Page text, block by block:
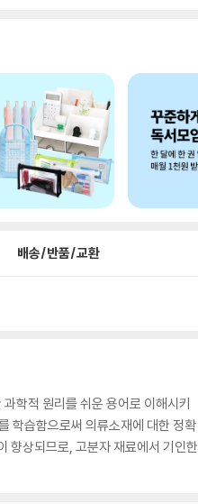
배송/반품/교환
학적 원리를 쉬운 용어로 이해시키
학습함으로써 의류소재에 대한 정확
향상되므로, 고분자 재료에서 기인한